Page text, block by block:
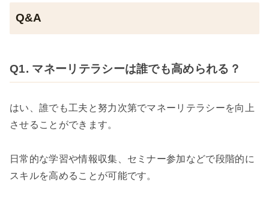
Q&A
Q1. マネーリテラシーは誰でも高められる？
はい、誰でも工夫と努力次第でマネーリテラシーを向上
させることができます。
日常的な学習や情報収集、セミナー参加などで段階的に
スキルを高めることが可能です。